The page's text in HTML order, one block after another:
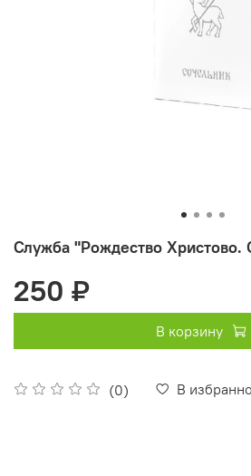
Служба "Рождество Христово.
(0) В
250 ₽
В корзину